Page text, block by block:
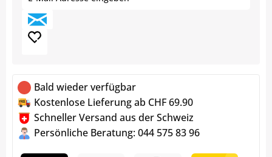
Bald wieder verfügbar
Kostenlose Lieferung ab CHF 69.90
Schneller Versand aus der Schweiz
Persönliche Beratung: 044 575 83 96